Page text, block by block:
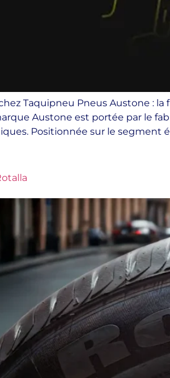
Taquipneu Pneus Austone :
Austone est portée par le
Positionnée sur le segment